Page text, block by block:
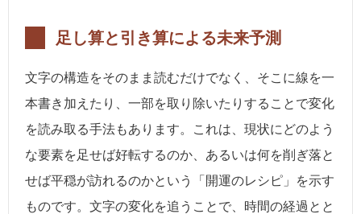
足し算と引き算による未来予測
文字の構造をそのまま読むだけでなく、そこに線を一
本書き加えたり、一部を取り除いたりすることで変化
を読み取る手法もあります。これは、現状にどのよう
な要素を足せば好転するのか、あるいは何を削ぎ落と
せば平穏が訪れるのかという「開運のレシピ」を示す
ものです。文字の変化を追うことで、時間の経過とと